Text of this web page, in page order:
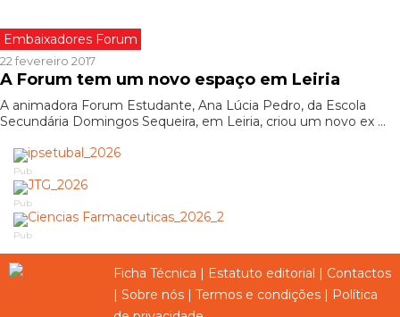
Embaixadores Forum
22 fevereiro 2017
A Forum tem um novo espaço em Leiria
A animadora Forum Estudante, Ana Lúcia Pedro, da Escola
Secundária Domingos Sequeira, em Leiria, criou um novo ex ...
Pub
Pub
Pub
Ficha Técnica | Estatuto editorial | Contactos
| Sobre nós | Termos e condições | Política